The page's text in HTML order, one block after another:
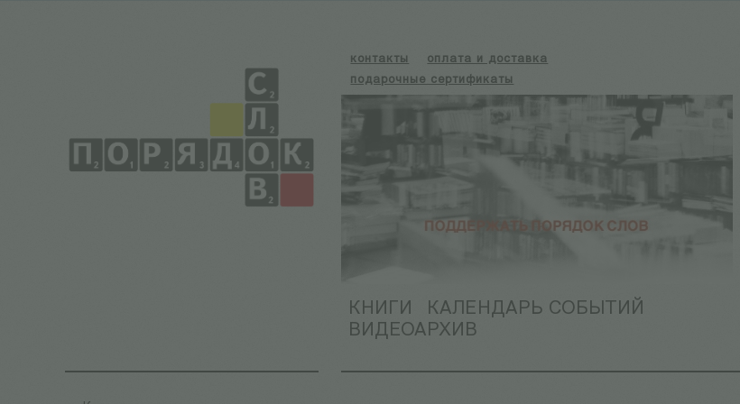
контакты
оплата и доставка
подарочные сертификаты
КНИГИ
КАЛЕНДАРЬ СОБЫТИЙ
ВИДЕОАРХИВ